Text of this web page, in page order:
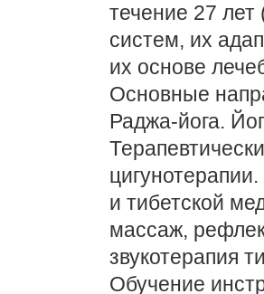
течение 27 лет
систем, их
их основе
Основные
Раджа-йога.
и тибетской
массаж,
звукотерапия
Обучение